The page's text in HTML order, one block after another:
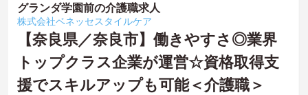
グランダ学園前の介護職求人
株式会社ベネッセスタイルケア
【奈良県／奈良市】働きやすさ◎業界
トップクラス企業が運営☆資格取得支
援でスキルアップも可能＜介護職＞